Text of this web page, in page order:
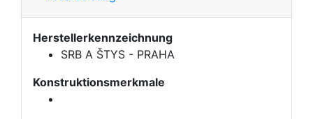
Herstellerkennzeichnung
SRB A ŠTYS - PRAHA
Konstruktionsmerkmale